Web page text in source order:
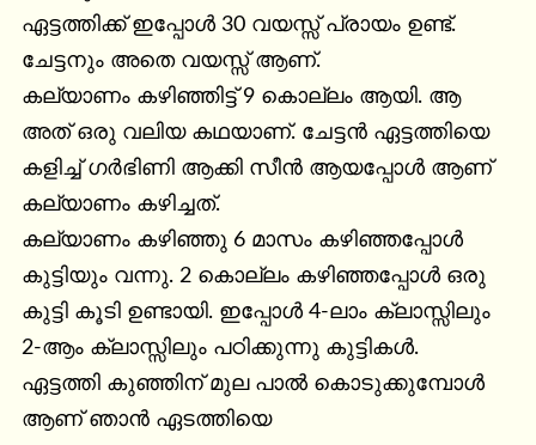
ഏട്ടത്തിക്ക് ഇപ്പോൾ 30 വയസ്സ് പ്രായം ഉണ്ട്.
ചേട്ടനും അതെ വയസ്സ് ആണ്.
കല്യാണം കഴിഞ്ഞിട്ട് 9 കൊല്ലം ആയി. ആ
അത് ഒരു വലിയ കഥയാണ്. ചേട്ടൻ ഏട്ടത്തിയെ
കളിച്ച് ഗർഭിണി ആക്കി സീൻ ആയപ്പോൾ ആണ്
കല്യാണം കഴിച്ചത്.
കല്യാണം കഴിഞ്ഞു 6 മാസം കഴിഞ്ഞപ്പോൾ
കുട്ടിയും വന്നു. 2 കൊല്ലം കഴിഞ്ഞപ്പോൾ ഒരു
കുട്ടി കൂടി ഉണ്ടായി. ഇപ്പോൾ 4-ലാം ക്ലാസ്സിലും
2-ആം ക്ലാസ്സിലും പഠിക്കുന്നു കുട്ടികൾ.
ഏട്ടത്തി കുഞ്ഞിന് മുല പാൽ കൊടുക്കുമ്പോൾ
ആണ് ഞാൻ ഏടത്തിയെ